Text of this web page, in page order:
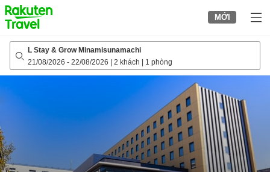
to
top
page
MỚI
L Stay & Grow Minamisunamachi
21/08/2026 - 22/08/2026 2 khách 1 phòng